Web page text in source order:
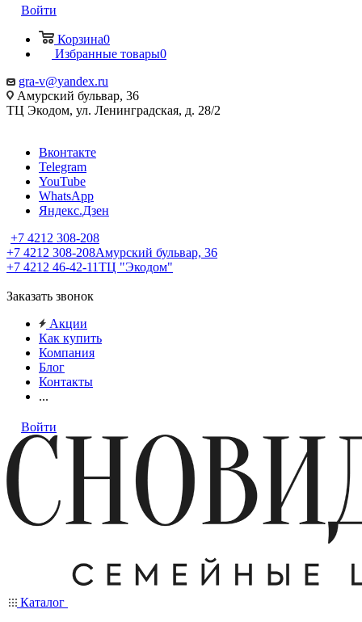
Войти
Корзина0
Избранные товары0
gra-v@yandex.ru
Амурский бульвар, 36
ТЦ Экодом, ул. Ленинградская, д. 28/2
Вконтакте
Telegram
YouTube
WhatsApp
Яндекс.Дзен
+7 4212 308-208
+7 4212 308-208Амурский бульвар, 36
+7 4212 46-42-11ТЦ "Экодом"
Заказать звонок
Акции
Как купить
Компания
Блог
Контакты
...
Войти
Каталог